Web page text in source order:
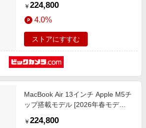
CPUと8コアGPU] ミッドナイト
MDHE4J/A
￥ 224,800
4.0%
ストアにすすむ
MacBook Air 13インチ Apple M5チ
ップ搭載モデル [2026年春モデ
CPUと8コアGPU] スターライト
￥ 224,800